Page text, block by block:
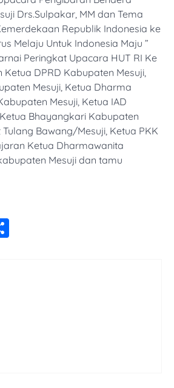
Drs.Sulpakar, MM dan Tema
Republik Indonesia ke
Melaju Untuk Indonesia Maju ”
Peringkat Upacara HUT RI Ke
Ketua DPRD Kabupaten Mesuji,
Mesuji, Ketua Dharma
Mesuji, Ketua IAD
Bhayangkari Kabupaten
Tulang Bawang/Mesuji, Ketua PKK
Ketua Dharmawanita
Mesuji dan tamu